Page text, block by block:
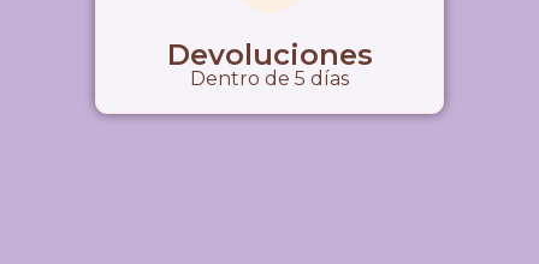
Devoluciones
Dentro de 5 días